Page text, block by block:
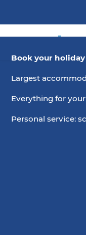
Book your
Largest
Everything for your
Personal service: